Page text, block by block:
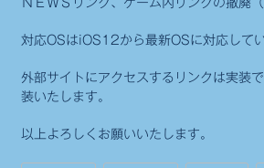
対応OSはiOS12から最新OSに対応してい
外部サイトにアクセスするリンクは実装
装いたします。
以上よろしくお願いいたします。